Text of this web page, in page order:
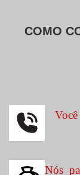
COMO
Nós